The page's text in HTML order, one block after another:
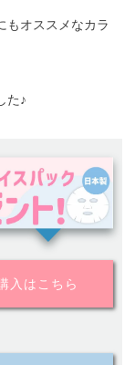
もオススメなカラ
た♪
入はこちら